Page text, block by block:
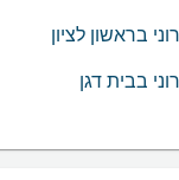
בראשון לציון
בבית דגן